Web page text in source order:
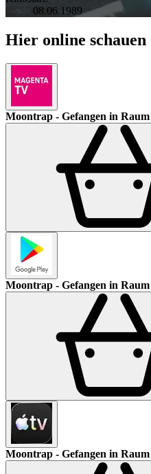
08.06.1989
Hier online schauen
Moontrap - Gefangen in
Moontrap - Gefangen in
Moontrap - Gefangen in